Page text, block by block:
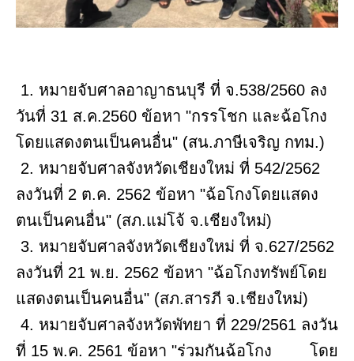
​1. หมายจับศาลอาญาธนบุรี ที่ จ.538/2560 ลง
วันที่ 31 ส.ค.2560 ข้อหา "กรรโชก และฉ้อโกง
โดยแสดงตนเป็นคนอื่น" (สน.ภาษีเจริญ กทม.)
2. หมายจับศาลจังหวัดเชียงใหม่ ที่ 542/2562
ลงวันที่ 2 ต.ค. 2562 ข้อหา "ฉ้อโกงโดยแสดง
ตนเป็นคนอื่น" (สภ.แม่โจ้ จ.เชียงใหม่)
3. หมายจับศาลจังหวัดเชียงใหม่ ที่ จ.627/2562
ลงวันที่ 21 พ.ย. 2562 ข้อหา "ฉ้อโกงทรัพย์โดย
แสดงตนเป็นคนอื่น" (สภ.สารภี จ.เชียงใหม่)
4. หมายจับศาลจังหวัดพัทยา ที่ 229/2561 ลงวัน
ที่ 15 พ.ค. 2561 ข้อหา "ร่วมกันฉ้อโกง โดย